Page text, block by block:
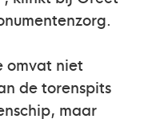
omvat niet
de torenspits
maar